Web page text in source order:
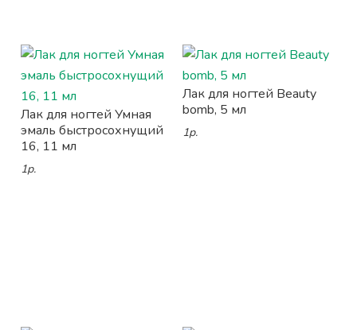
Лак для ногтей Умная
эмаль быстросохнущий
16, 11 мл
1р.
Лак для ногтей Beauty
bomb, 5 мл
1р.